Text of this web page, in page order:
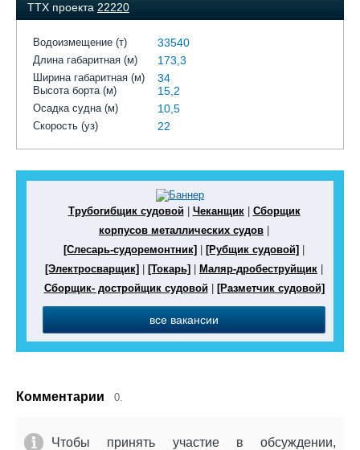
ТТХ проекта 22220
Водоизмещение (т) 33540
Длина габаритная (м) 173,3
Ширина габаритная (м) 34
Высота борта (м) 15,2
Осадка судна (м) 10,5
Скорость (уз) 22
Трубогибщик судовой| Чеканщик| Сборщик
корпусов металлических судов
[Слесарь-судоремонтник]
[Рубщик судовой]
[Электросварщик]
[Токарь] Маляр-дробеструйщик
Сборщик- достройщик судовой| [Разметчик судовой]
все вакансии
Комментарии 0.
Чтобы принять участие в обсуждении,